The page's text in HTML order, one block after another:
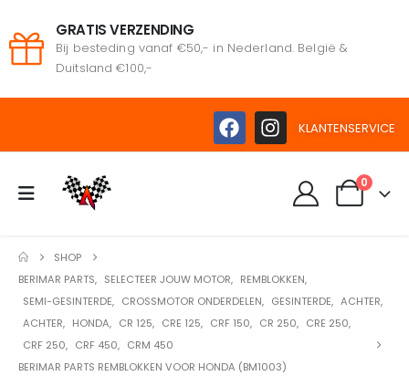
GRATIS VERZENDING
Bij besteding vanaf €50,- in Nederland. België &
Duitsland €100,-
KLANTENSERVICE
0
SHOP
BERIMAR PARTS, SELECTEER JOUW MOTOR, REMBLOKKEN,
SEMI-GESINTERDE, CROSSMOTOR ONDERDELEN, GESINTERDE, ACHTER,
ACHTER, HONDA, CR 125, CRE 125, CRF 150, CR 250, CRE 250,
CRF 250, CRF 450, CRM 450
BERIMAR PARTS REMBLOKKEN VOOR HONDA (BM1003)